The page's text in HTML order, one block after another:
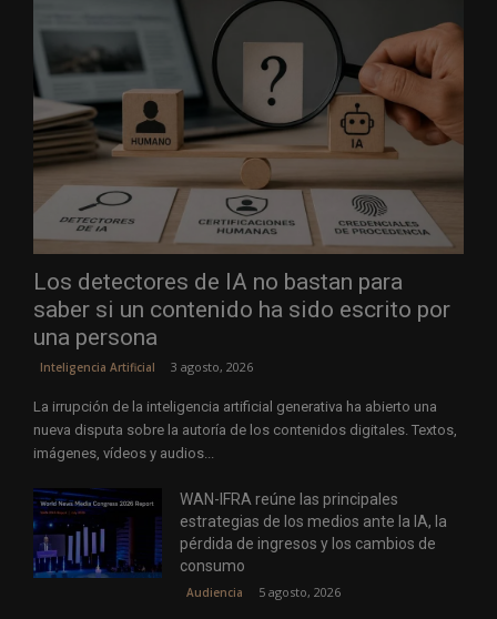
Los detectores de IA no bastan para
saber si un contenido ha sido escrito por
una persona
Inteligencia Artificial 3 agosto, 2026
La irrupción de la inteligencia artificial generativa ha abierto una
nueva disputa sobre la autoría de los contenidos digitales. Textos,
imágenes, vídeos y audios...
WAN-IFRA reúne las principales
estrategias de los medios ante la IA, la
pérdida de ingresos y los cambios de
consumo
Audiencia 5 agosto, 2026